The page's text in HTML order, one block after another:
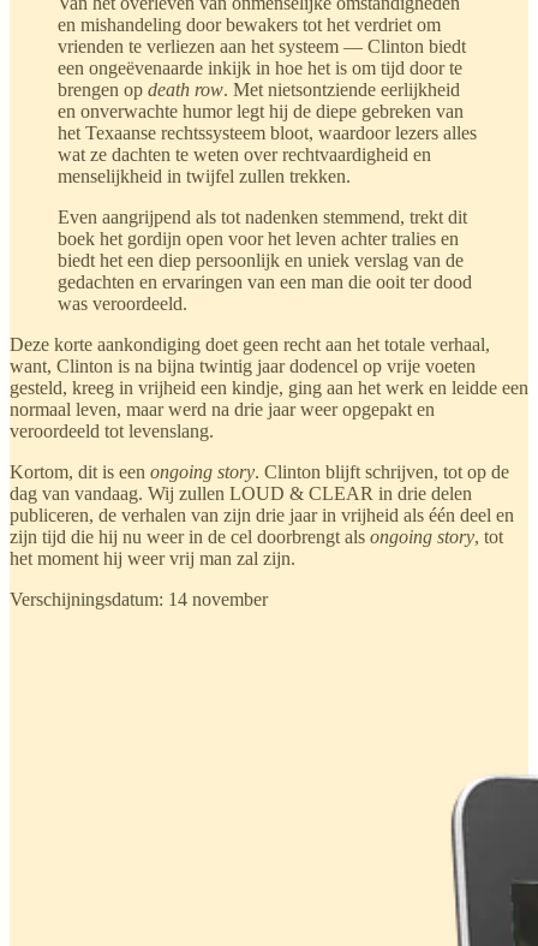
en mishandeling door bewakers tot het verdriet om
vrienden te verliezen aan het systeem — Clinton biedt
een ongeëvenaarde inkijk in hoe het is om tijd door te
brengen op death row. Met nietsontziende eerlijkheid
en onverwachte humor legt hij de diepe gebreken van
het Texaanse rechtssysteem bloot, waardoor lezers alles
wat ze dachten te weten over rechtvaardigheid en
menselijkheid in twijfel zullen trekken.
Even aangrijpend als tot nadenken stemmend, trekt dit
boek het gordijn open voor het leven achter tralies en
biedt het een diep persoonlijk en uniek verslag van de
gedachten en ervaringen van een man die ooit ter dood
was veroordeeld.
Deze korte aankondiging doet geen recht aan het totale verhaal,
want, Clinton is na bijna twintig jaar dodencel op vrije voeten
gesteld, kreeg in vrijheid een kindje, ging aan het werk en leidde een
normaal leven, maar werd na drie jaar weer opgepakt en
veroordeeld tot levenslang.
Kortom, dit is een ongoing story. Clinton blijft schrijven, tot op de
dag van vandaag. Wij zullen LOUD & CLEAR in drie delen
publiceren, de verhalen van zijn drie jaar in vrijheid als één deel en
zijn tijd die hij nu weer in de cel doorbrengt als ongoing story, tot
het moment hij weer vrij man zal zijn.
Verschijningsdatum: 14 november